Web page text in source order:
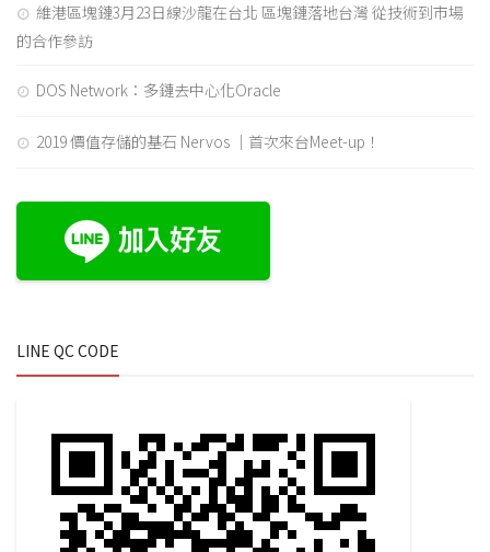
維港區塊鏈3月23日線沙龍在台北 區塊鏈落地台灣 從技術到市場
的合作參訪
DOS Network：多鏈去中心化Oracle
2019 價值存儲的基石 Nervos ｜首次來台Meet-up！
LINE QC CODE